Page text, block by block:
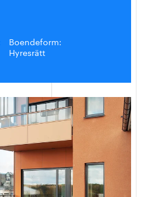
Boendeform:
Hyresrätt